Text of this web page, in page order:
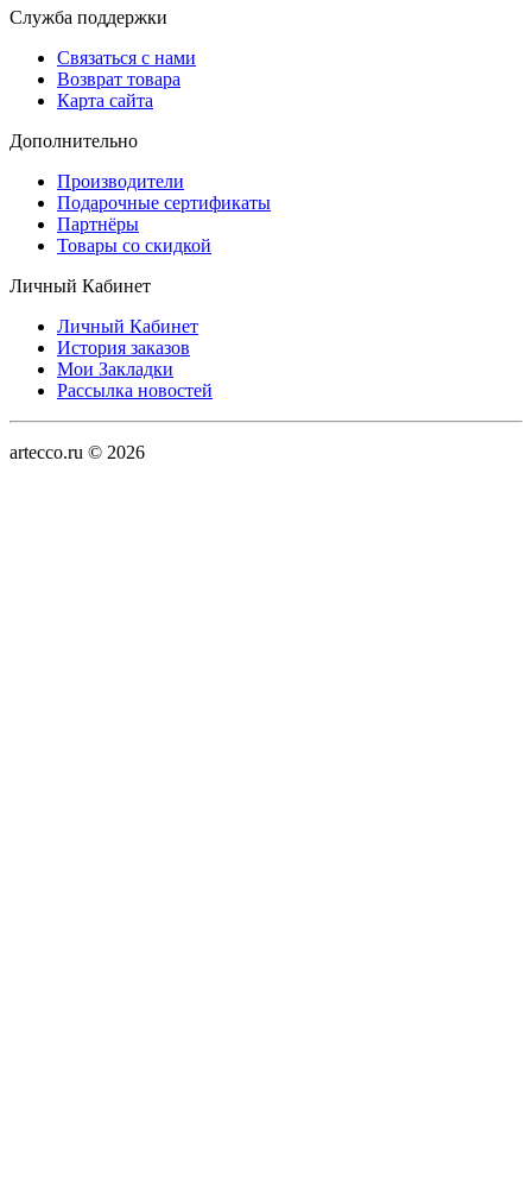
Служба поддержки
Связаться с нами
Возврат товара
Карта сайта
Дополнительно
Производители
Подарочные сертификаты
Партнёры
Товары со скидкой
Личный Кабинет
Личный Кабинет
История заказов
Мои Закладки
Рассылка новостей
artecco.ru © 2026